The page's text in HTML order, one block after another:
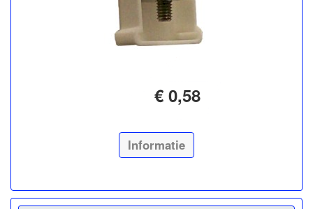
€ 0,58
Informatie